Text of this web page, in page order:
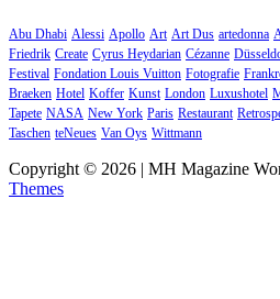
Abu Dhabi Alessi Apollo Art Art Dus artedonna
Friedrik Create Cyrus Heydarian Cézanne
Festival Fondation Louis Vuitton Fotografie
Braeken Hotel Koffer Kunst London Luxushotel
Tapete NASA New York Paris Restaurant
Taschen teNeues Van Oys Wittmann
Copyright © 2026 | MH Magazine
Themes